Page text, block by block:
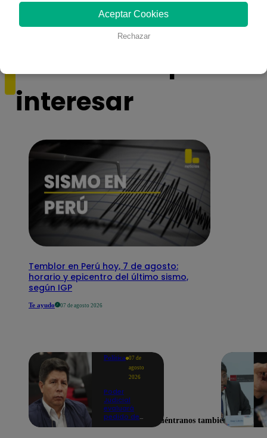
También te puede
interesar
Temblor en Perú hoy, 7 de agosto:
horario y epicentro del último sismo,
según IGP
Te ayudo 07 de agosto 2026
Política 07 de
agosto
2026
Poder
Judicial
evaluará
pedido de
Aceptar Cookies
Rechazar
Encuéntranos también en